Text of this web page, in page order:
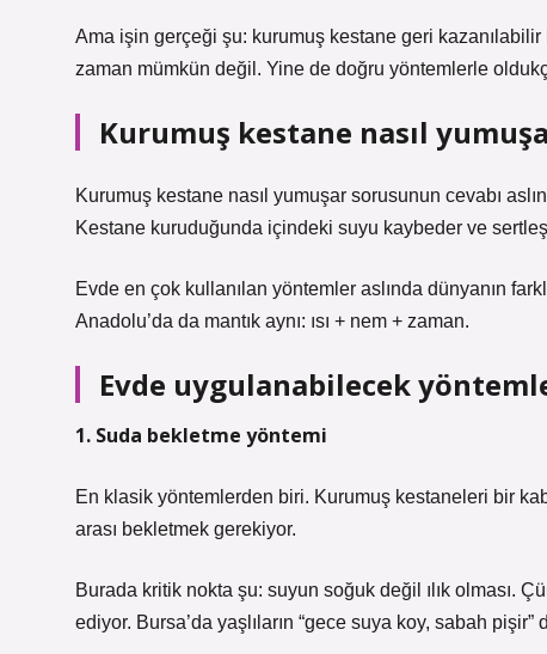
Ama işin gerçeği şu: kurumuş kestane geri
zaman mümkün değil. Yine de doğru yöntemlerle
Kurumuş kestane nasıl
Kurumuş kestane nasıl yumuşar sorusunun cevabı
Kestane kuruduğunda içindeki suyu kaybeder ve
Evde en çok kullanılan yöntemler aslında dünyanın
Anadolu’da da mantık aynı: ısı + nem + zaman.
Evde uygulanabilecek
1. Suda bekletme yöntemi
En klasik yöntemlerden biri. Kurumuş kestaneleri bir
arası bekletmek gerekiyor.
Burada kritik nokta şu: suyun soğuk değil ılık olması.
ediyor. Bursa’da yaşlıların “gece suya koy, sabah